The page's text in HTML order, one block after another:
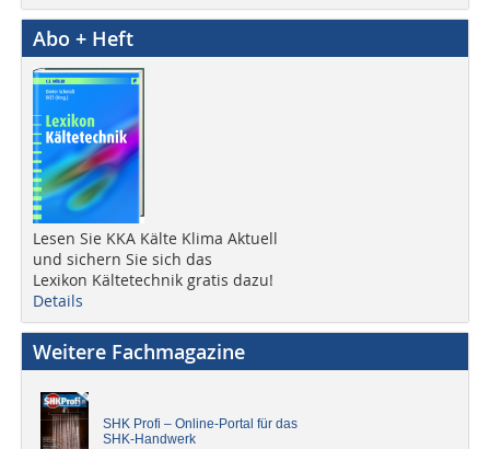
Abo + Heft
Lesen Sie KKA Kälte Klima Aktuell
und sichern Sie sich das
Lexikon Kältetechnik gratis dazu!
Details
Weitere Fachmagazine
SHK Profi – Online-Portal für das
SHK-Handwerk